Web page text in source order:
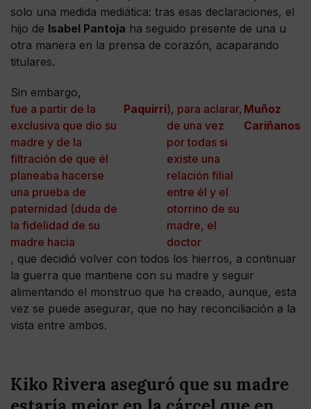
solo una medida mediática: tras esas declaraciones, el
hijo de Isabel Pantoja ha seguido presente de una u
otra manera en la prensa de corazón, acaparando
titulares.
Sin embargo,
fue a partir de la
exclusiva que dio su
madre y de la
filtración de que él
planeaba hacerse
una prueba de
paternidad (duda de
la fidelidad de su
madre hacia
Paquirri), para aclarar,
de una vez
por todas si
existe una
relación filial
entre él y el
otorrino de su
madre, el
doctor
Muñoz
Cariñanos
, que decidió volver con todos los hierros, a continuar
la guerra que mantiene con su madre y seguir
alimentando el monstruo que ha creado, aunque, esta
vez se puede asegurar, que no hay reconciliación a la
vista entre ambos.
Kiko Rivera aseguró que su madre